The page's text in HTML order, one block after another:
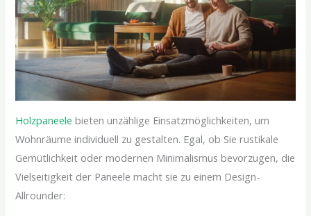
Holzpaneele bieten unzählige Einsatzmöglichkeiten, um
Wohnräume individuell zu gestalten. Egal, ob Sie rustikale
Gemütlichkeit oder modernen Minimalismus bevorzugen, die
Vielseitigkeit der Paneele macht sie zu einem Design-
Allrounder: